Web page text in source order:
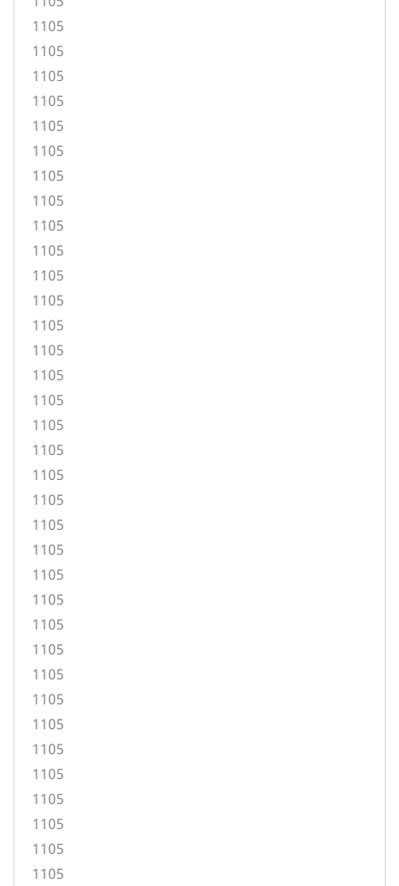
1105
1105
1105
1105
1105
1105
1105
1105
1105
1105
1105
1105
1105
1105
1105
1105
1105
1105
1105
1105
1105
1105
1105
1105
1105
1105
1105
1105
1105
1105
1105
1105
1105
1105
1105